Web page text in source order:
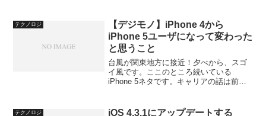
が、Macに乗り換えたのを...
テクノロジ
【デジモノ】iPhone 4から
iPhone 5ユーザになって変わった
と思うこと
台風が関東地方に接近！夕べから、スゴ
イ風です。ここのところ続いている
iPhone 5ネタです。キャリアの話は前回
テクノロジ iOS 4.3.1にアップデートする